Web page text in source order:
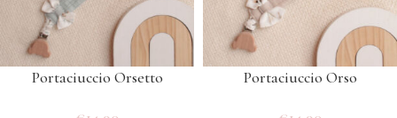
Portaciuccio Orsetto Portaciuccio Orso